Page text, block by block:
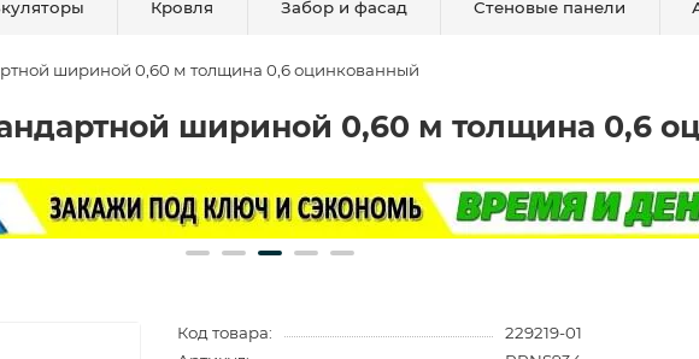
Кровля Забор и фасад Стеновые панели
шириной 0,60 м толщина 0,6 оцинкованный
шириной 0,60 м толщина 0,6
Код товара:
229219-01